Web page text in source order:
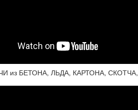
из БЕТОНА, ЛЬДА, КАРТОНА,